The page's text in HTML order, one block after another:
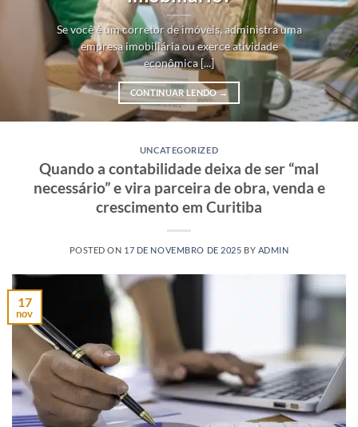
Se você é um corretor de imóveis, administra uma
empresa imobiliária ou exerce atividade
econômica [...]
CONTINUAR LENDO→
UNCATEGORIZED
Quando a contabilidade deixa de ser “mal
necessário” e vira parceira de obra, venda e
crescimento em Curitiba
POSTED ON 17 DE NOVEMBRO DE 2025 BY ADMIN
17
nov